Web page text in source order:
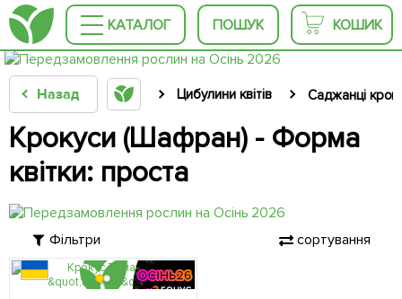
КАТАЛОГ ПОШУК КОШИК
Назад Цибулини квітів Саджанці
Крокуси (Шафран) - Форма
квітки: проста
Фільтри сортування